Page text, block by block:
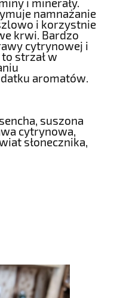
namnażanie
i korzystnie
krwi. Bardzo
cytrynowej i
strzał w
aromatów.
suszona
cytrynowa,
słonecznika,